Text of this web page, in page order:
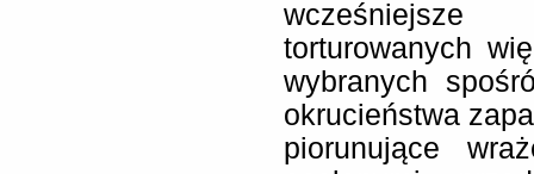
torturowanych
wybranych
okrucieństwa
piorunujące